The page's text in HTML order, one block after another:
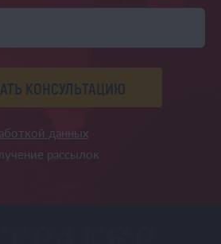
КОНСУЛЬТАЦИЮ
данных
рассылок